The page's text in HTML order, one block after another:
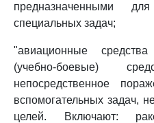
предназначенными
специальных задач;
"авиационные
(учебно-боевые)
непосредственное
вспомогательных задач,
целей. Включают: